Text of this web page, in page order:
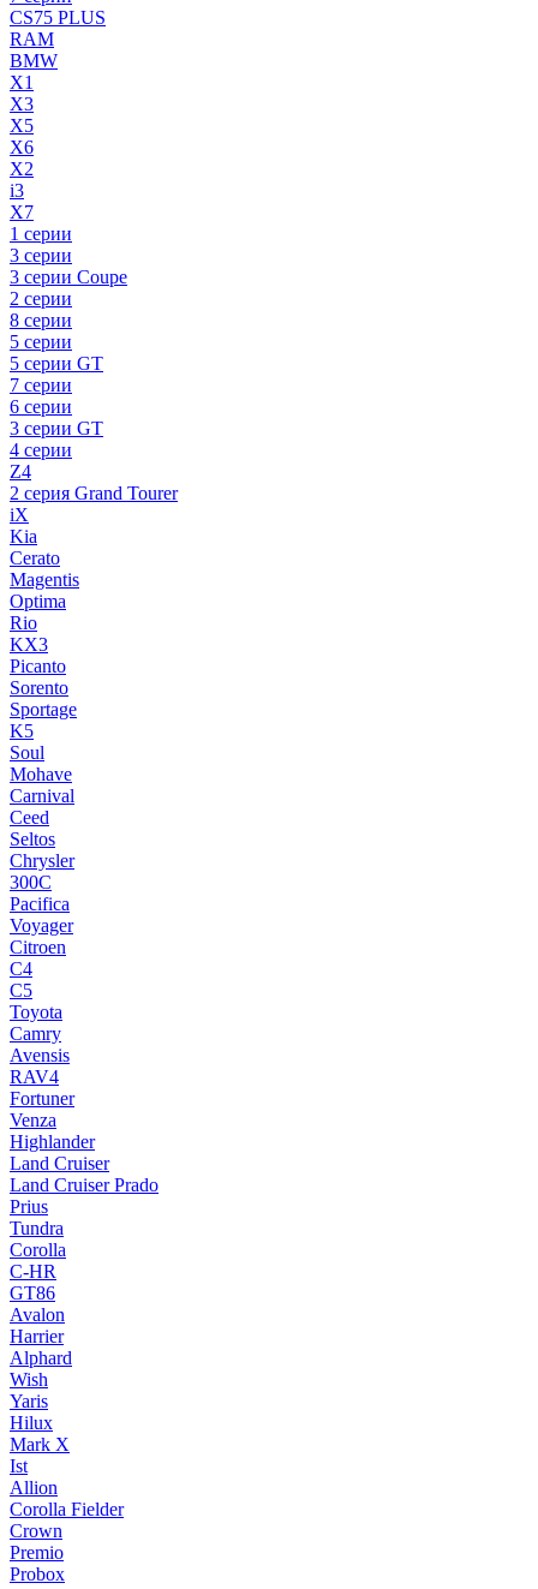
CS75 PLUS
RAM
BMW
X1
X3
X5
X6
X2
i3
X7
1 серии
3 серии
3 серии Coupe
2 серии
8 серии
5 серии
5 серии GT
7 серии
6 серии
3 серии GT
4 серии
Z4
2 серия Grand Tourer
iX
Kia
Cerato
Magentis
Optima
Rio
KX3
Picanto
Sorento
Sportage
K5
Soul
Mohave
Carnival
Ceed
Seltos
Chrysler
300C
Pacifica
Voyager
Citroen
C4
C5
Toyota
Camry
Avensis
RAV4
Fortuner
Venza
Highlander
Land Cruiser
Land Cruiser Prado
Prius
Tundra
Corolla
C-HR
GT86
Avalon
Harrier
Alphard
Wish
Yaris
Hilux
Mark X
Ist
Allion
Corolla Fielder
Crown
Premio
Probox